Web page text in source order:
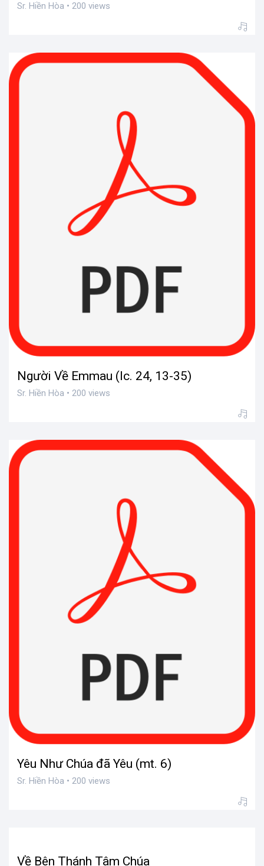
Sr. Hiền Hòa • 200 views
Người Về Emmau (lc. 24, 13-35)
Sr. Hiền Hòa • 200 views
Yêu Như Chúa đã Yêu (mt. 6)
Sr. Hiền Hòa • 200 views
Về Bên Thánh Tâm Chúa